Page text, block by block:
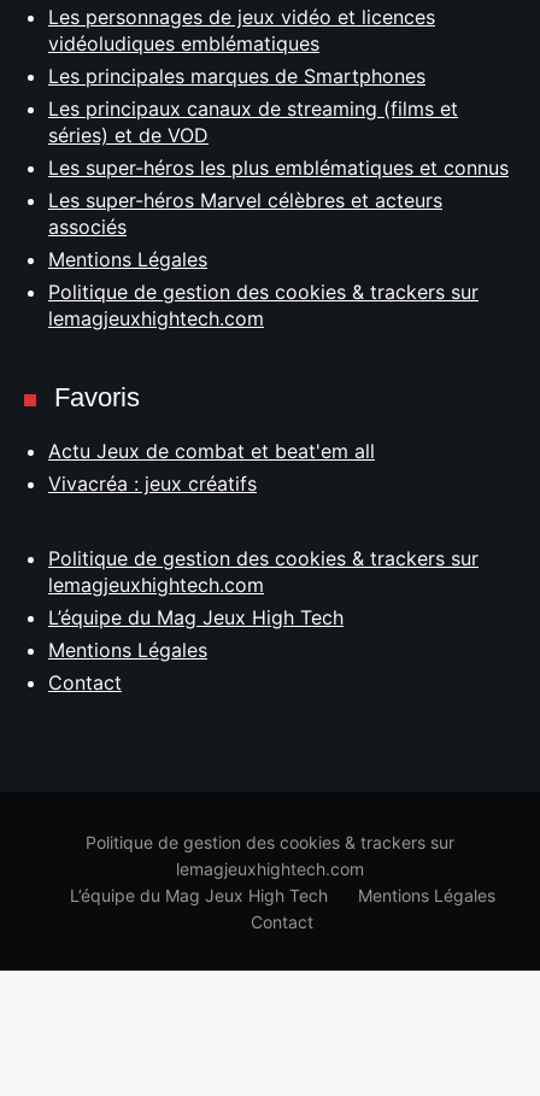
Les personnages de jeux vidéo et licences
vidéoludiques emblématiques
Les principales marques de Smartphones
Les principaux canaux de streaming (films et
séries) et de VOD
Les super-héros les plus emblématiques et connus
Les super-héros Marvel célèbres et acteurs
associés
Mentions Légales
Politique de gestion des cookies & trackers sur
lemagjeuxhightech.com
Favoris
Actu Jeux de combat et beat'em all
Vivacréa : jeux créatifs
Politique de gestion des cookies & trackers sur
lemagjeuxhightech.com
L’équipe du Mag Jeux High Tech
Mentions Légales
Contact
Politique de gestion des cookies & trackers sur
lemagjeuxhightech.com
L’équipe du Mag Jeux High Tech
Mentions Légales
Contact